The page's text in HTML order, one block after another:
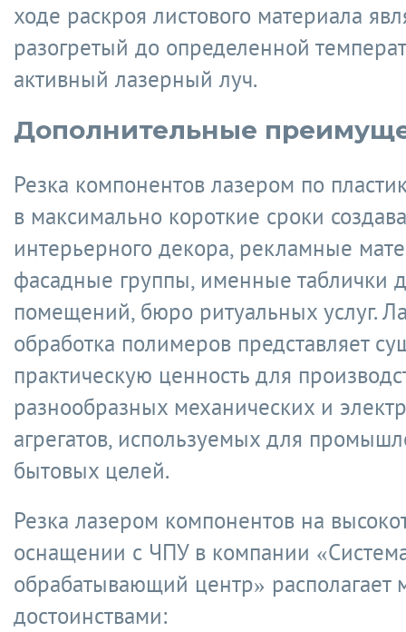
ходе раскроя листового материала
разогретый до определенной
активный лазерный луч.
Дополнительные
Резка компонентов лазером по
в максимально короткие сроки
интерьерного декора, рекламные
фасадные группы, именные таблички
помещений, бюро ритуальных услуг.
обработка полимеров представляет
практическую ценность для
разнообразных механических и
агрегатов, используемых для
бытовых целей.
Резка лазером компонентов на
оснащении с ЧПУ в компании
обрабатывающий центр» располагает
достоинствами: